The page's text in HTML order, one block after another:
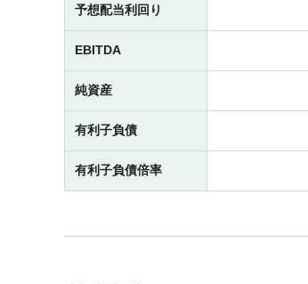
予想配当利回り
EBITDA
純資産
有利子負債
有利子負債倍率